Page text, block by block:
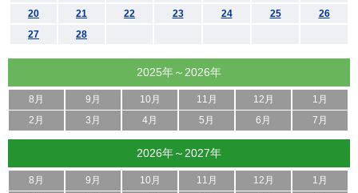
20
21 22 23 24 25
26
27
28
2025年～2026年
8月 9月 10月 11月 12月
1月
2月
3月 4月 5月 6月 7月
2026年～2027年
8月 9月 10月 11月 12月
1月